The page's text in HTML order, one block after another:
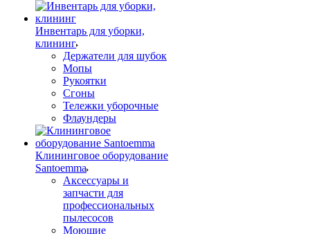
Инвентарь для уборки,
клининг
Держатели для шубок
Мопы
Рукоятки
Сгоны
Тележки уборочные
Флаундеры
Клининговое оборудование
Santoemma
Аксессуары и
запчасти для
профессиональных
пылесосов
Моющие